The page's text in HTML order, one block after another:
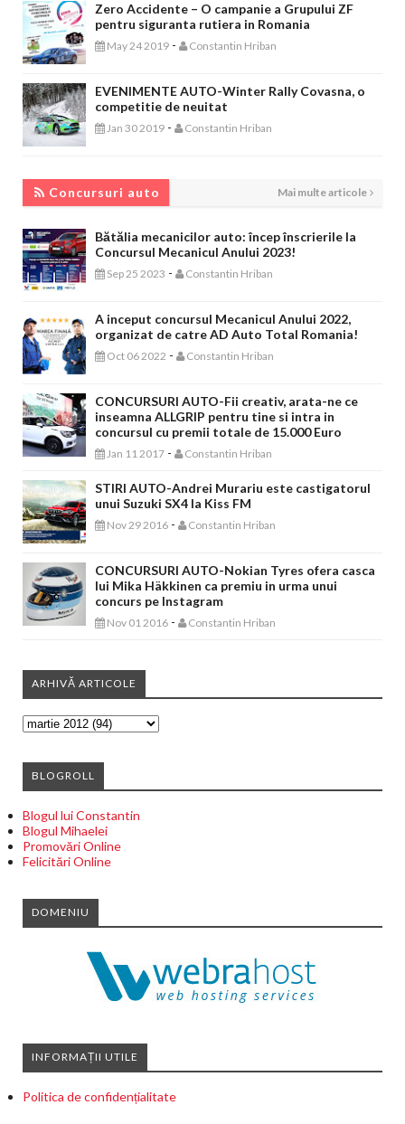
Zero Accidente – O campanie a Grupului ZF
pentru siguranta rutiera in Romania
May 24 2019 - Constantin Hriban
EVENIMENTE AUTO-Winter Rally Covasna, o
competitie de neuitat
Jan 30 2019 - Constantin Hriban
Concursuri auto Mai multe articole
Bătălia mecanicilor auto: încep înscrierile la
Concursul Mecanicul Anului 2023!
Sep 25 2023 - Constantin Hriban
A inceput concursul Mecanicul Anului 2022,
organizat de catre AD Auto Total Romania!
Oct 06 2022 - Constantin Hriban
CONCURSURI AUTO-Fii creativ, arata-ne ce
inseamna ALLGRIP pentru tine si intra in
concursul cu premii totale de 15.000 Euro
Jan 11 2017 - Constantin Hriban
STIRI AUTO-Andrei Murariu este castigatorul
unui Suzuki SX4 la Kiss FM
Nov 29 2016 - Constantin Hriban
CONCURSURI AUTO-Nokian Tyres ofera casca
lui Mika Häkkinen ca premiu in urma unui
concurs pe Instagram
Nov 01 2016 - Constantin Hriban
ARHIVĂ ARTICOLE
BLOGROLL
Blogul lui Constantin
Blogul Mihaelei
Promovări Online
Felicitări Online
DOMENIU
INFORMAȚII UTILE
Politica de confidențialitate